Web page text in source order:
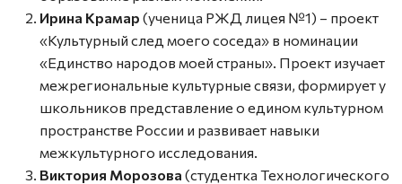
Ирина Крамар (ученица РЖД лицея №1) – проект
«Культурный след моего соседа» в номинации
«Единство народов моей страны». Проект изучает
межрегиональные культурные связи, формирует у
школьников представление о едином культурном
пространстве России и развивает навыки
межкультурного исследования.
Виктория Морозова (студентка Технологического